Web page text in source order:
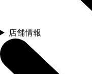
店舗情報